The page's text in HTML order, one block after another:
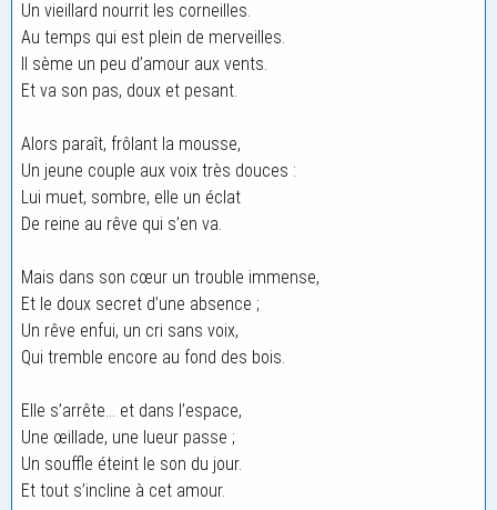
Un vieillard nourrit les corneilles.
Au temps qui est plein de merveilles.
Il sème un peu d’amour aux vents.
Et va son pas, doux et pesant.
Alors paraît, frôlant la mousse,
Un jeune couple aux voix très douces :
Lui muet, sombre, elle un éclat
De reine au rêve qui s’en va.
Mais dans son cœur un trouble immense,
Et le doux secret d’une absence ;
Un rêve enfui, un cri sans voix,
Qui tremble encore au fond des bois.
Elle s’arrête… et dans l’espace,
Une œillade, une lueur passe ;
Un souffle éteint le son du jour.
Et tout s’incline à cet amour.